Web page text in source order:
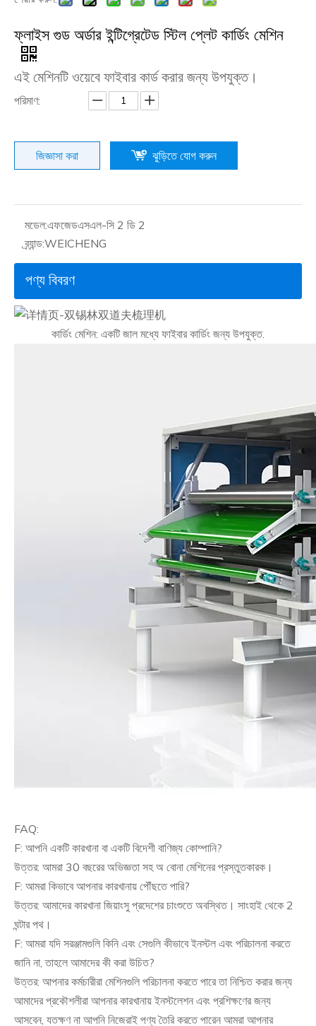
ফ্লাইস গুড অর্ডার ইন্টিগ্রেটেড স্টিল প্লেট কার্ডিং মেশিন
এই মেশিনটি ওয়েবে ফাইবার কার্ড করার জন্য উপযুক্ত।
পরিমাণ:
জিজ্ঞাসা করা ঝুড়িতে যোগ করুন
মডেল:এফজেডএসএল-সি 2 ডি 2
ব্র্যান্ড:WEICHENG
পণ্য বিবরণ
কার্ডিং মেশিন: একটি জাল মধ্যে ফাইবার কার্ডিং জন্য উপযুক্ত.
FAQ:
F: আপনি একটি কারখানা বা একটি বিদেশী বাণিজ্য কোম্পানি?
উত্তর: আমরা 30 বছরের অভিজ্ঞতা সহ অ বোনা মেশিনের প্রস্তুতকারক।
F: আমরা কিভাবে আপনার কারখানায় পৌঁছতে পারি?
উত্তর: আমাদের কারখানা জিয়াংসু প্রদেশের চাংশুতে অবস্থিত। সাংহাই থেকে 2
ঘন্টার পথ।
F: আমরা যদি সরঞ্জামগুলি কিনি এবং সেগুলি কীভাবে ইনস্টল এবং পরিচালনা করতে
জানি না, তাহলে আমাদের কী করা উচিত?
উত্তর: আপনার কর্মচারীরা মেশিনগুলি পরিচালনা করতে পারে তা নিশ্চিত করার জন্য
আমাদের প্রকৌশলীরা আপনার কারখানায় ইনস্টলেশন এবং প্রশিক্ষণের জন্য
আসবেন, যতক্ষণ না আপনি নিজেরাই পণ্য তৈরি করতে পারেন আমরা আপনার